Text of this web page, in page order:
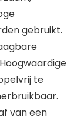
gebruikt.
te
van een